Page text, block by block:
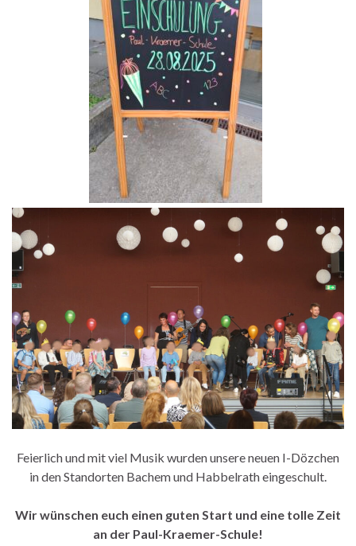
Feierlich und mit viel Musik wurden unsere neuen I-Dözchen
in den Standorten Bachem und Habbelrath eingeschult.
Wir wünschen euch einen guten Start und eine tolle Zeit
an der Paul-Kraemer-Schule!